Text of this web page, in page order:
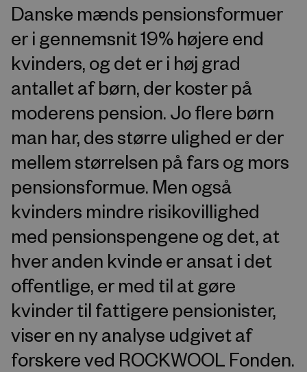
Danske mænds pensionsformuer
er i gennemsnit 19% højere end
kvinders, og det er i høj grad
antallet af børn, der koster på
moderens pension. Jo flere børn
man har, des større ulighed er der
mellem størrelsen på fars og mors
pensionsformue. Men også
kvinders mindre risikovillighed
med pensionspengene og det, at
hver anden kvinde er ansat i det
offentlige, er med til at gøre
kvinder til fattigere pensionister,
viser en ny analyse udgivet af
forskere ved ROCKWOOL Fonden.